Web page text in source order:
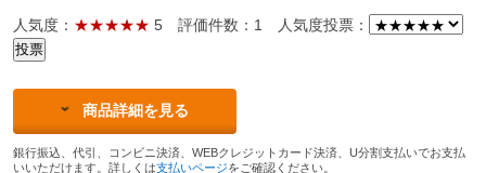
人気度： ★★★★★ 5 評価件数：1 人気度投票：
商品詳細を見る
銀行振込、代引、コンビニ決済、WEBクレジットカード決済、U分割支払いでお支払
いいただけます。詳しくは支払いページをご確認ください。